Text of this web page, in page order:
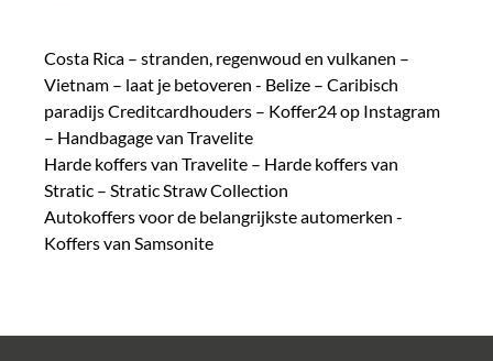
Costa Rica – stranden, regenwoud en vulkanen –
Vietnam – laat je betoveren - Belize – Caribisch
paradijsCreditcardhouders – Koffer24 op Instagram
– Handbagage van Travelite
Harde koffers van Travelite – Harde koffers van
Stratic – Stratic Straw Collection
Autokoffers voor de belangrijkste automerken -
Koffers van Samsonite